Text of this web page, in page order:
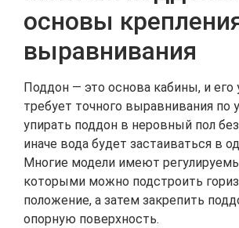
основы
выравнивания
Поддон — это основа кабины, и его
требует точного выравнивания по
упирать поддон в неровный пол
иначе вода будет застаиваться в
Многие модели имеют
которыми можно подстроить
положение, а затем закрепить
опорную поверхность.